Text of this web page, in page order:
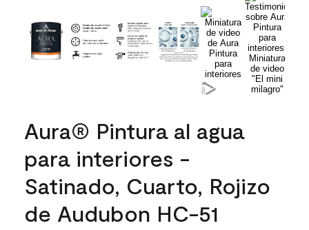
Aura® Pintura al agua
para interiores -
Satinado, Cuarto, Rojizo
de Audubon HC-51